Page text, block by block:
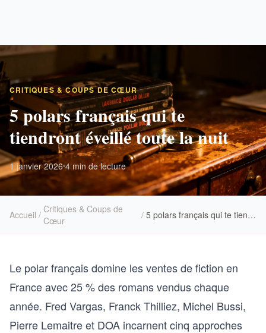
CRITIQUES & COUPS DE CŒUR
5 polars français qui te
tiendront éveillé toute la nuit
1 janvier 2026 4 min de lecture
Accueil / Critiques & Coups de
Cœur
/ 5 polars français qui te tiendront éveillé toute la nuit
Le polar français domine les ventes de fiction en
France avec 25 % des romans vendus chaque
année. Fred Vargas, Franck Thilliez, Michel Bussi,
Pierre Lemaitre et DOA incarnent cinq approches